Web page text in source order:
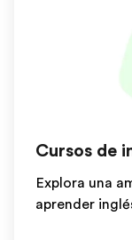
Cursos de
Explora una
aprender